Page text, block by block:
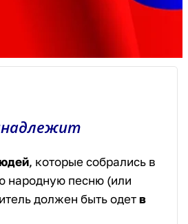
, которые собрались в
народную песню (или
должен быть одетв